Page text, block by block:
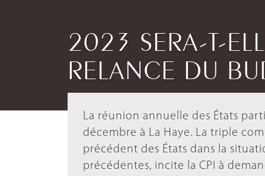
2023 SERA-T-
RELANCE DU
La réunion annuelle des États
décembre à La Haye. La triple
précédent des États dans la
précédentes, incite la CPI à